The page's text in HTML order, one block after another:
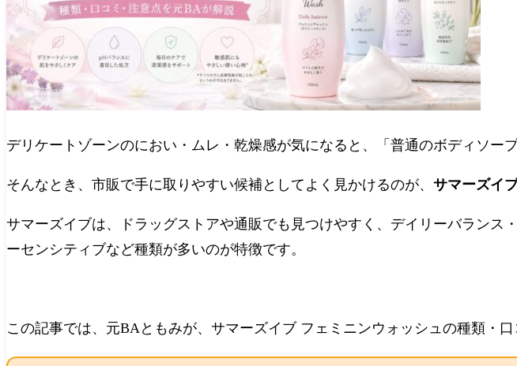
デリケートゾーンのにおい・ムレ・乾燥感が気になると、「普通のボディソー
そんなとき、市販で手に取りやすい候補としてよく見かけるのが、 サマーズイ
サマーズイブは、ドラッグストアや通販でも見つけやすく、デイリーバランス
ーセンシティブなど種類が多いのが特徴です。
この記事では、元BAともみが、サマーズイブ フェミニンウォッシュの種類・